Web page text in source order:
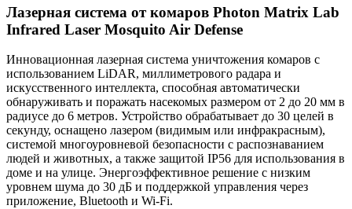
Лазерная система от комаров Photon Matrix Lab
Infrared Laser Mosquito Air Defense
Инновационная лазерная система уничтожения комаров с
использованием LiDAR, миллиметрового радара и
искусственного интеллекта, способная автоматически
обнаруживать и поражать насекомых размером от 2 до 20 мм в
радиусе до 6 метров. Устройство обрабатывает до 30 целей в
секунду, оснащено лазером (видимым или инфракрасным),
системой многоуровневой безопасности с распознаванием
людей и животных, а также защитой IP56 для использования в
доме и на улице. Энергоэффективное решение с низким
уровнем шума до 30 дБ и поддержкой управления через
приложение, Bluetooth и Wi-Fi.